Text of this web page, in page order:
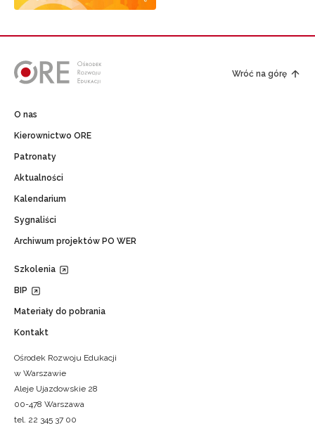
Wróć na górę
O nas
Kierownictwo ORE
Patronaty
Aktualności
Kalendarium
Sygnaliści
Archiwum projektów PO WER
Szkolenia
BIP
Materiały do pobrania
Kontakt
Ośrodek Rozwoju Edukacji
w Warszawie
Aleje Ujazdowskie 28
00-478 Warszawa
tel. 22 345 37 00